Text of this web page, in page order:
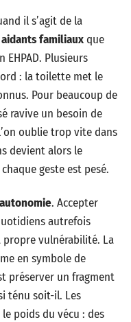
il s’agit de la
aidants familiauxque
Plusieurs
: la toilette met le
Pour beaucoup de
ravive un besoin de
oublie trop vite dans
devient alors le
geste est pesé.
. Accepter
autrefois
propre vulnérabilité. La
en symbole de
préserver un fragment
ténu soit-il. Les
poids du vécu : des